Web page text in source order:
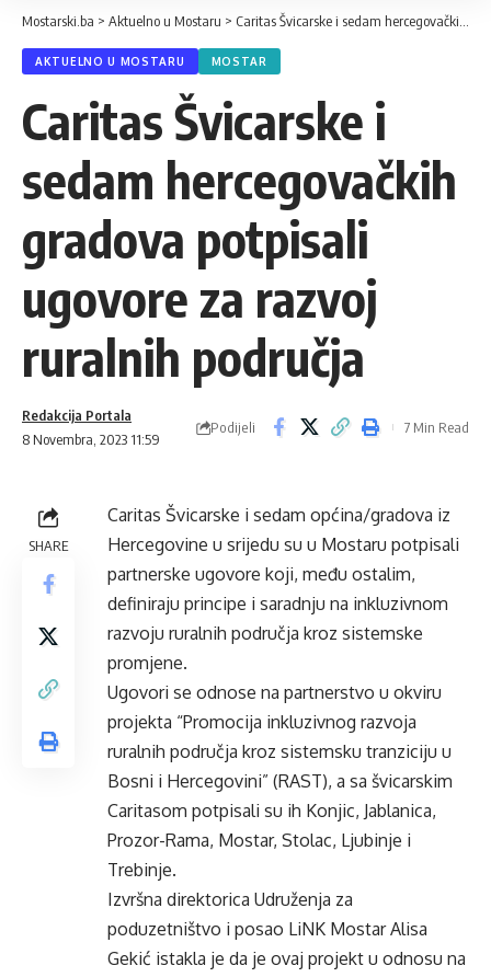
Mostarski.ba > Aktuelno u Mostaru > Caritas Švicarske i sedam hercegovačkih gradova potpisali ugovore za razvoj ruralnih područja
AKTUELNO U MOSTARU MOSTAR
Caritas Švicarske i
sedam hercegovačkih
gradova potpisali
ugovore za razvoj
ruralnih područja
8 Novembra, 2023 11:59
Redakcija Portala
Podijeli 7 Min Read
SHARE
Caritas Švicarske i sedam općina/gradova iz
Hercegovine u srijedu su u Mostaru potpisali
partnerske ugovore koji, među ostalim,
definiraju principe i saradnju na inkluzivnom
razvoju ruralnih područja kroz sistemske
promjene.
Ugovori se odnose na partnerstvo u okviru
projekta “Promocija inkluzivnog razvoja
ruralnih područja kroz sistemsku tranziciju u
Bosni i Hercegovini” (RAST), a sa švicarskim
Caritasom potpisali su ih Konjic, Jablanica,
Prozor-Rama, Mostar, Stolac, Ljubinje i
Trebinje.
Izvršna direktorica Udruženja za
poduzetništvo i posao LiNK Mostar Alisa
Gekić istakla je da je ovaj projekt u odnosu na